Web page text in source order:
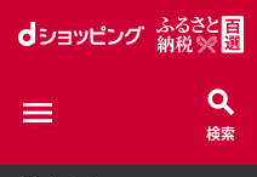
検索